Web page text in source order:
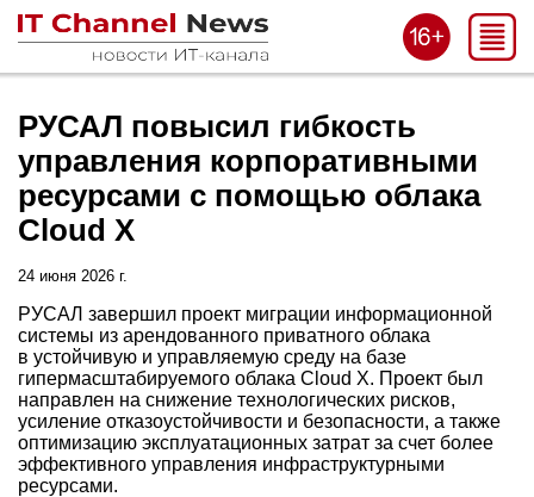
РУСАЛ повысил гибкость
управления корпоративными
ресурсами с помощью облака
Cloud X
24 июня 2026 г.
РУСАЛ завершил проект миграции информационной
системы из арендованного приватного облака
в устойчивую и управляемую среду на базе
гипермасштабируемого облака Cloud X. Проект был
направлен на снижение технологических рисков,
усиление отказоустойчивости и безопасности, а также
оптимизацию эксплуатационных затрат за счет более
эффективного управления инфраструктурными
ресурсами.